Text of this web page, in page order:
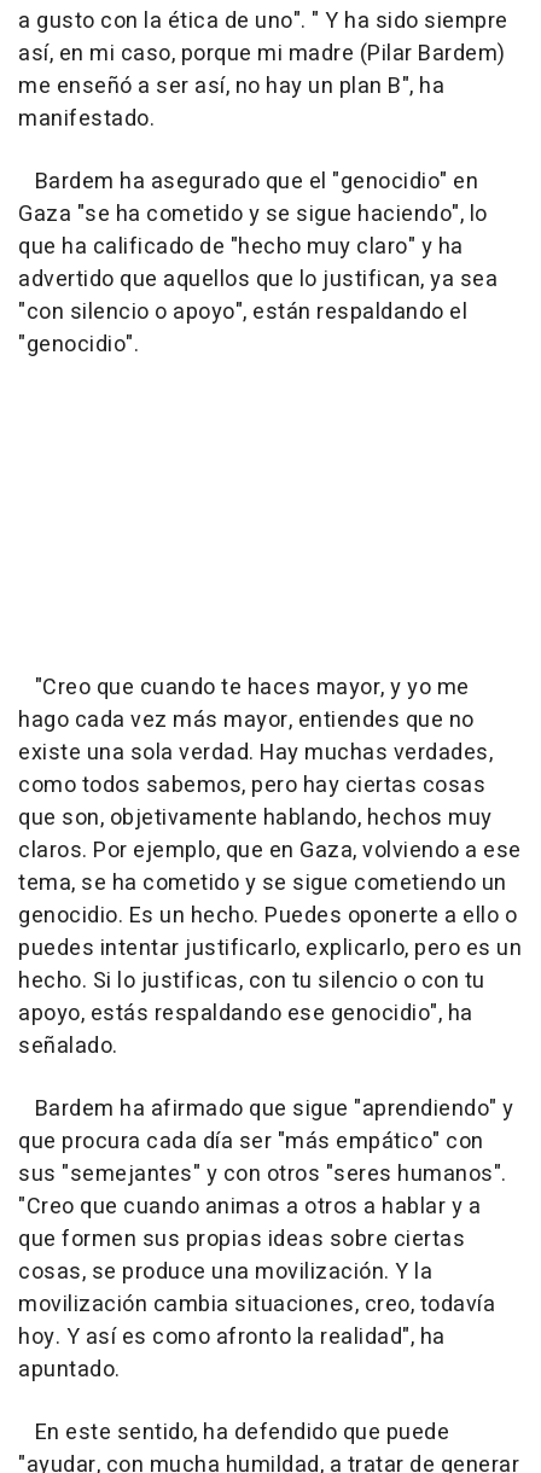
a gusto con la ética de uno". " Y ha sido siempre
así, en mi caso, porque mi madre (Pilar Bardem)
me enseñó a ser así, no hay un plan B", ha
manifestado.
Bardem ha asegurado que el "genocidio" en
Gaza "se ha cometido y se sigue haciendo", lo
que ha calificado de "hecho muy claro" y ha
advertido que aquellos que lo justifican, ya sea
"con silencio o apoyo", están respaldando el
"genocidio".
"Creo que cuando te haces mayor, y yo me
hago cada vez más mayor, entiendes que no
existe una sola verdad. Hay muchas verdades,
como todos sabemos, pero hay ciertas cosas
que son, objetivamente hablando, hechos muy
claros. Por ejemplo, que en Gaza, volviendo a ese
tema, se ha cometido y se sigue cometiendo un
genocidio. Es un hecho. Puedes oponerte a ello o
puedes intentar justificarlo, explicarlo, pero es un
hecho. Si lo justificas, con tu silencio o con tu
apoyo, estás respaldando ese genocidio", ha
señalado.
Bardem ha afirmado que sigue "aprendiendo" y
que procura cada día ser "más empático" con
sus "semejantes" y con otros "seres humanos".
"Creo que cuando animas a otros a hablar y a
que formen sus propias ideas sobre ciertas
cosas, se produce una movilización. Y la
movilización cambia situaciones, creo, todavía
hoy. Y así es como afronto la realidad", ha
apuntado.
En este sentido, ha defendido que puede
"ayudar, con mucha humildad, a tratar de generar